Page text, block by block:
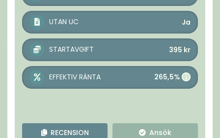
UTAN UC Ja
STARTAVGIFT 395 kr
EFFEKTIV RÄNTA 265,5% i
RECENSION Ansök